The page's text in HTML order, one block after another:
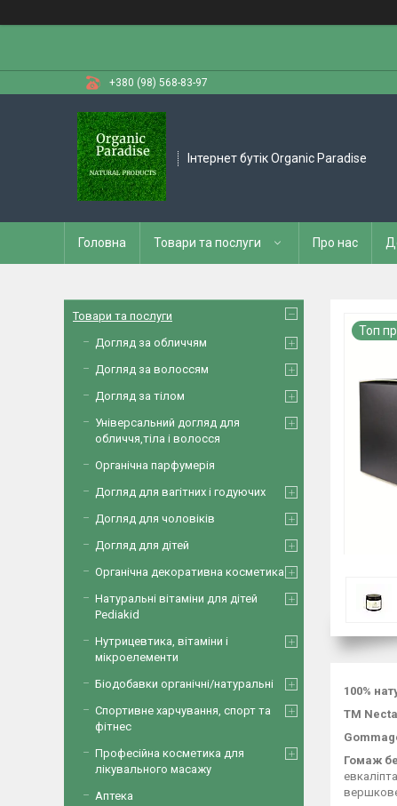
+380 (98) 568-83-97
Інтернет бутік Organic Paradise
Головна Товари та послуги Про нас
Топ
100%
ТМ
Гомаж
Товари та послуги
Догляд за обличчям
Догляд за волоссям
Догляд за тілом
Універсальний догляд для
обличчя,тіла і волосся
Органічна парфумерія
Догляд для вагітних і годуючих
Догляд для чоловіків
Догляд для дітей
Органічна декоративна косметика
Натуральні вітаміни для дітей
Pediakid
Нутрицевтика, вітаміни і
мікроелементи
Біодобавки органічні/натуральні
Спортивне харчування, спорт та
фітнес
Професійна косметика для
лікувального масажу
Аптека